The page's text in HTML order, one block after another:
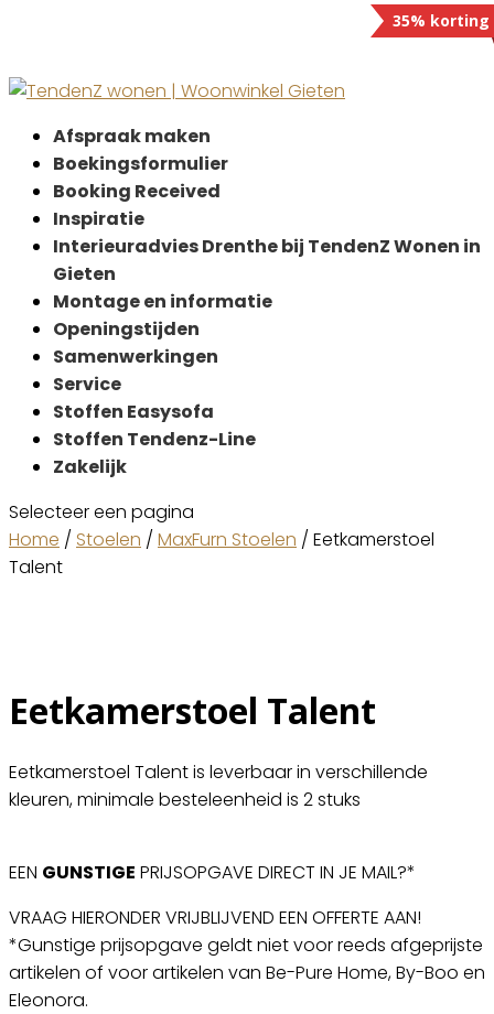
Afspraak maken
Boekingsformulier
Booking Received
Inspiratie
Interieuradvies Drenthe bij TendenZ Wonen in
Gieten
Montage en informatie
Openingstijden
Samenwerkingen
Service
Stoffen Easysofa
Stoffen Tendenz-Line
Zakelijk
Selecteer een pagina
Home / Stoelen / MaxFurn Stoelen / Eetkamerstoel
Talent
Eetkamerstoel Talent
Eetkamerstoel Talent is leverbaar in verschillende
kleuren, minimale besteleenheid is 2 stuks
EEN GUNSTIGE PRIJSOPGAVE DIRECT IN JE MAIL?*
VRAAG HIERONDER VRIJBLIJVEND EEN OFFERTE AAN!
*Gunstige prijsopgave geldt niet voor reeds afgeprijste
artikelen of voor artikelen van Be-Pure Home, By-Boo en
Eleonora.
35% korting